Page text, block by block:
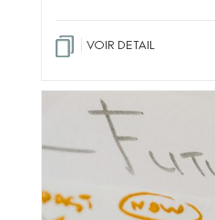
VOIR DETAIL